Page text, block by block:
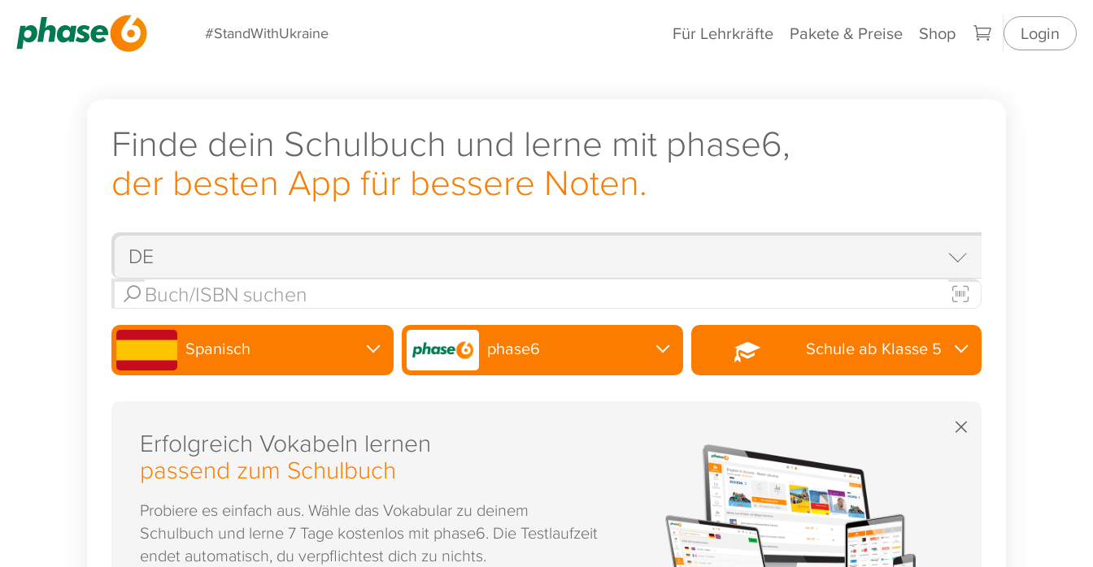
#StandWithUkraine Für Lehrkräfte Pakete & Preise Shop Login
Finde dein Schulbuch und lerne mit phase6,
der besten App für bessere Noten.
Spanisch phase6 Schule ab Klasse 5
×
Erfolgreich Vokabeln lernen
passend zum Schulbuch
Probiere es einfach aus. Wähle das Vokabular zu deinem
Schulbuch und lerne 7 Tage kostenlos mit phase6. Die Testlaufzeit
endet automatisch, du verpflichtest dich zu nichts.